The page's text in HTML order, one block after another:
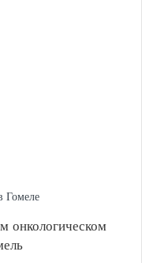
онкологическом